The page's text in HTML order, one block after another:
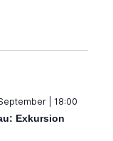
| 18:00
Exkursion